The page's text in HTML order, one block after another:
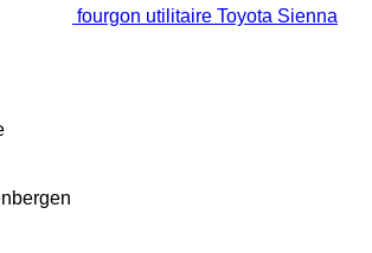
fourgon utilitaire Toyota Sienna